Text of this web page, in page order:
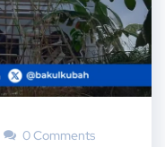
0 Comments